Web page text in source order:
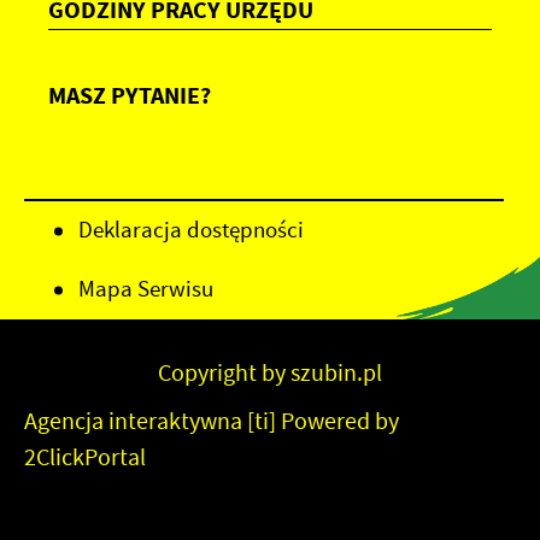
GODZINY PRACY URZĘDU
MASZ PYTANIE?
Deklaracja dostępności
Mapa Serwisu
Copyright by szubin.pl
Agencja interaktywna [ti] Powered by
2ClickPortal